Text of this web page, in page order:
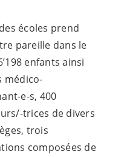
écoles prend
pareille dans le
enfants ainsi
médico-
e-s, 400
trices de divers
trois
composées de